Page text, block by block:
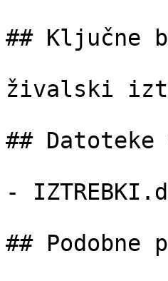
## Ključne
živalski
## Datoteke
-
## Podobne